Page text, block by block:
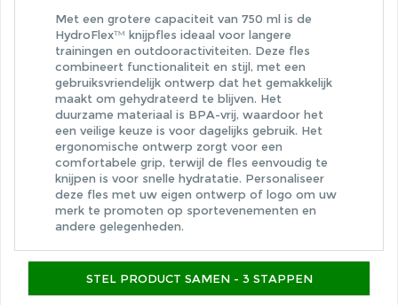
Met een grotere capaciteit van 750 ml is de
HydroFlex™ knijpfles ideaal voor langere
trainingen en outdooractiviteiten. Deze fles
combineert functionaliteit en stijl, met een
gebruiksvriendelijk ontwerp dat het gemakkelijk
maakt om gehydrateerd te blijven. Het
duurzame materiaal is BPA-vrij, waardoor het
een veilige keuze is voor dagelijks gebruik. Het
ergonomische ontwerp zorgt voor een
comfortabele grip, terwijl de fles eenvoudig te
knijpen is voor snelle hydratatie. Personaliseer
deze fles met uw eigen ontwerp of logo om uw
merk te promoten op sportevenementen en
andere gelegenheden.
STEL PRODUCT SAMEN - 3 STAPPEN